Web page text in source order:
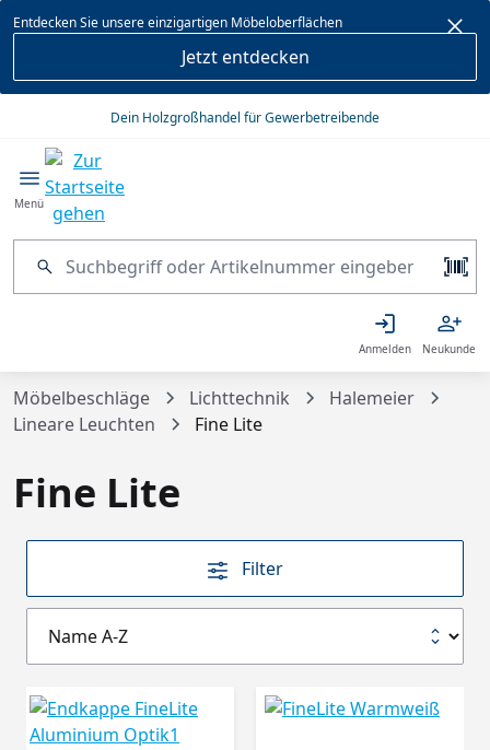
springen
Entdecken Sie unsere einzigartigen Möbeloberflächen
Jetzt entdecken
Dein Holzgroßhandel für Gewerbetreibende
Menü
Anmelden Neukunde
Möbelbeschläge Lichttechnik
Halemeier
Lineare Leuchten
Fine Lite
Fine Lite
Filter